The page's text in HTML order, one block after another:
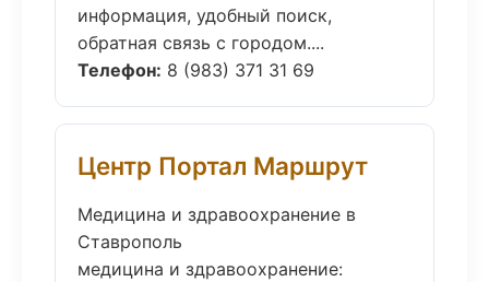
информация, удобный поиск,
обратная связь с городом....
Телефон: 8 (983) 371 31 69
Центр Портал Маршрут
Медицина и здравоохранение в
Ставрополь
медицина и здравоохранение: